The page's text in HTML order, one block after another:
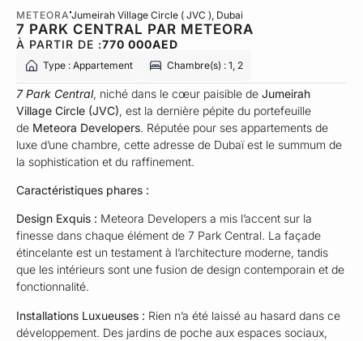
METEORA Jumeirah Village Circle ( JVC ) , Dubai
7 PARK CENTRAL PAR METEORA
À PARTIR DE :770 000AED
Type : Appartement Chambre(s) : 1, 2
7 Park Central, niché dans le cœur paisible de Jumeirah
Village Circle (JVC), est la dernière pépite du portefeuille
de Meteora Developers. Réputée pour ses appartements de
luxe d’une chambre, cette adresse de Dubaï est le summum de
la sophistication et du raffinement.
Caractéristiques phares :
Design Exquis : Meteora Developers a mis l’accent sur la
finesse dans chaque élément de 7 Park Central. La façade
étincelante est un testament à l’architecture moderne, tandis
que les intérieurs sont une fusion de design contemporain et de
fonctionnalité.
Installations Luxueuses : Rien n’a été laissé au hasard dans ce
développement. Des jardins de poche aux espaces sociaux,